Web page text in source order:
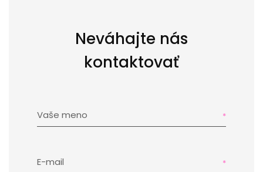
Neváhajte nás
kontaktovať
Vaše meno
E-mail